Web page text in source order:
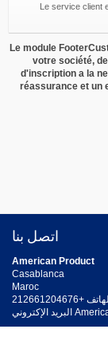
Le service client
Le module
votre société,
d'inscription a la
réassurance et un
اتصل بنا
American Product
Casablanca
Maroc